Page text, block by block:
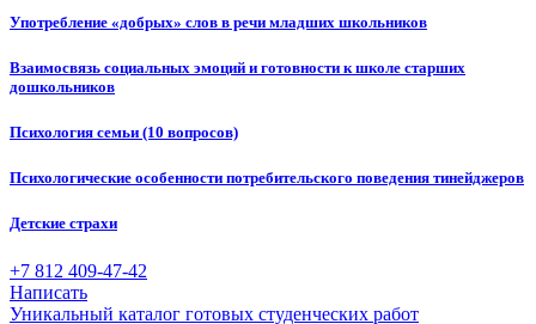
Употребление «добрых» слов в речи младших школьников
Взаимосвязь социальных эмоций и готовности к школе старших
дошкольников
Психология семьи (10 вопросов)
Психологические особенности потребительского поведения тинейджеров
Детские страхи
+7 812 409-47-42
Написать
Уникальный каталог готовых студенческих работ